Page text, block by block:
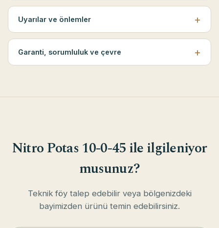
Uyarılar ve önlemler
Garanti, sorumluluk ve çevre
Nitro Potas 10-0-45 ile ilgileniyor
musunuz?
Teknik föy talep edebilir veya bölgenizdeki
bayimizden ürünü temin edebilirsiniz.